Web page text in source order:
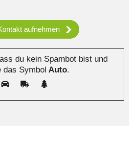
du kein Spambot bist und
das Symbol Auto.